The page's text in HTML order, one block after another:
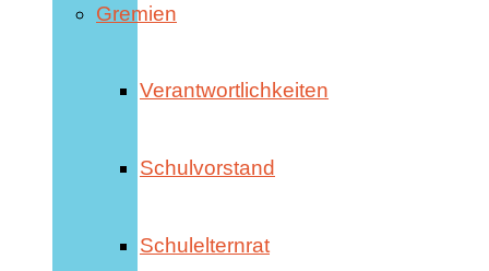
Gremien
Verantwortlichkeiten
Schulvorstand
Schulelternrat